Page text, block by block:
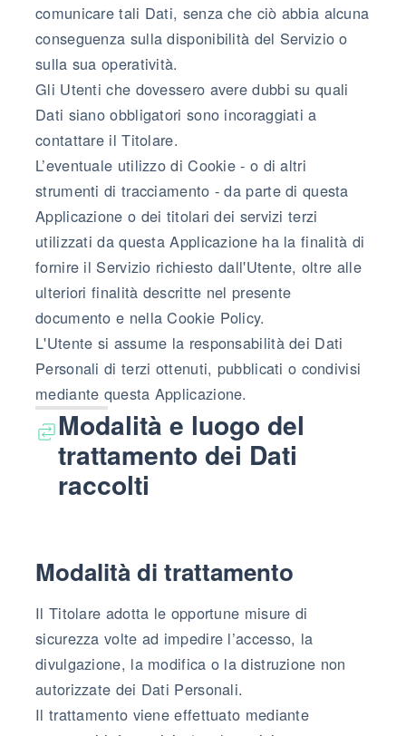
comunicare tali Dati, senza che ciò abbia alcuna
conseguenza sulla disponibilità del Servizio o
sulla sua operatività.
Gli Utenti che dovessero avere dubbi su quali
Dati siano obbligatori sono incoraggiati a
contattare il Titolare.
L’eventuale utilizzo di Cookie - o di altri
strumenti di tracciamento - da parte di questa
Applicazione o dei titolari dei servizi terzi
utilizzati da questa Applicazione ha la finalità di
fornire il Servizio richiesto dall'Utente, oltre alle
ulteriori finalità descritte nel presente
documento e nella Cookie Policy.
L'Utente si assume la responsabilità dei Dati
Personali di terzi ottenuti, pubblicati o condivisi
mediante questa Applicazione.
Modalità e luogo del
trattamento dei Dati
raccolti
Modalità di trattamento
Il Titolare adotta le opportune misure di
sicurezza volte ad impedire l’accesso, la
divulgazione, la modifica o la distruzione non
autorizzate dei Dati Personali.
Il trattamento viene effettuato mediante